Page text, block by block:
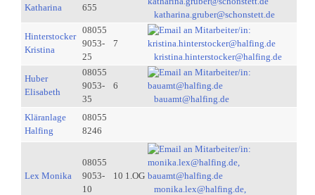
Katharina
655
katharina.gruber@schonstett.de
Hinterstocker
Kristina
08055
9053-
25
7
kristina.hinterstocker@halfing.de
Huber
Elisabeth
08055
9053-
35
6
bauamt@halfing.de
Kläranlage
Halfing
08055
8246
Lex Monika
08055
9053-
10
10 1.OG
monika.lex@halfing.de,